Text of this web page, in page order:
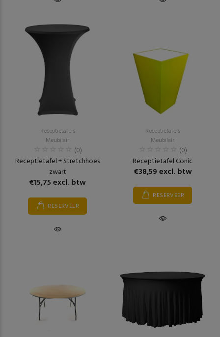
Receptietafels
Meubilair
(0)
Receptietafel + Stretchhoes
zwart
€15,75 excl. btw
RESERVEER
Receptietafels
Meubilair
(0)
Receptietafel Conic
€38,59 excl. btw
RESERVEER